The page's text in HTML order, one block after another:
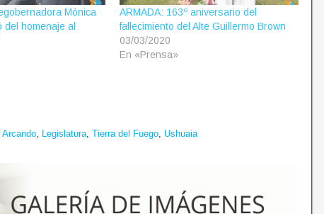
Mónica
del homenaje al
ARMADA: 163º aniversario del
fallecimiento del Alte Guillermo Brown
03/03/2020
En «Prensa»
, Legislatura, Tierra del Fuego, Ushuaia